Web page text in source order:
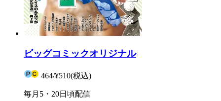
ビッグコミックオリジナル
464/¥510(税込)
毎月5・20日頃配信